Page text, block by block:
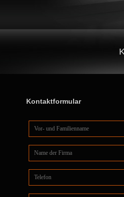
Kontaktformular